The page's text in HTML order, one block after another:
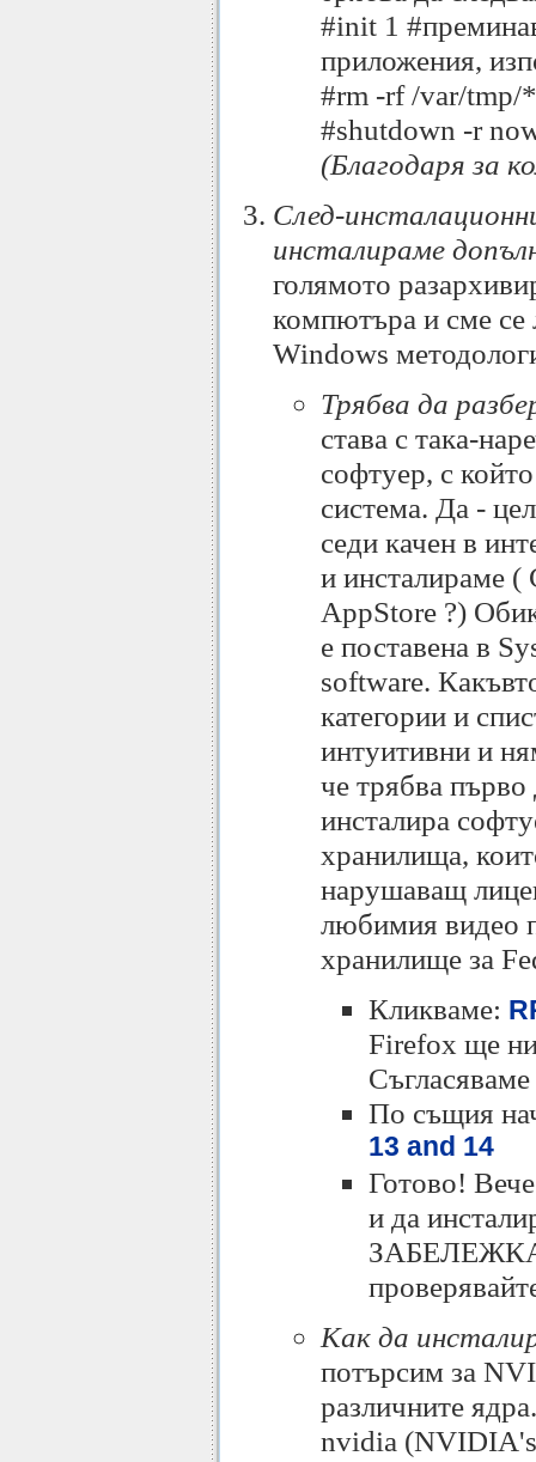
#init 1
приложения,
#rm -rf /var/tmp/
#shutdown -r
(Благодаря за
След-
инсталираме
голямото
компютъра и сме се
Windows
Трябва да
става с така-
софтуер, с
система. Да -
седи качен в
и инсталираме (
AppStore ?)
е поставена в
software.
категории и
интуитивни и
че трябва
инсталира
хранилища,
нарушаващ
любимия видео
хранилище за
Кликваме:
Firefox ще ни
Съгласяваме
По същия
13 and 14
Готово!
и да
ЗАБЕЛЕЖКА:
Как да
потърсим за
различните
nvidia